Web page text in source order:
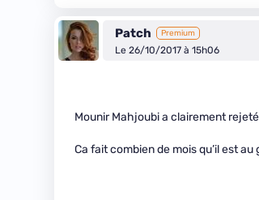
Patch Premium
Le 26/10/2017 à 15h06
Mounir Mahjoubi a clairement
Ca fait combien de mois qu’il est